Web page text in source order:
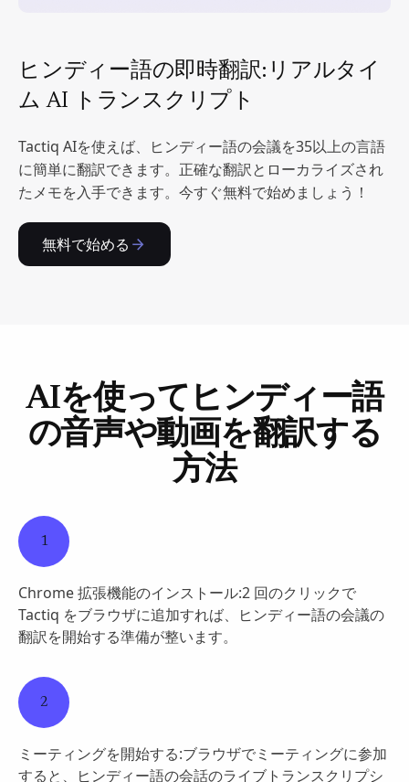
ヒンディー語の即時翻訳:リアルタイ
ム AI トランスクリプト
Tactiq AIを使えば、ヒンディー語の会議を35以上の言語
に簡単に翻訳できます。正確な翻訳とローカライズされ
たメモを入手できます。今すぐ無料で始めましょう！
無料で始める
AIを使ってヒンディー語
の音声や動画を翻訳する
方法
1
Chrome 拡張機能のインストール:2 回のクリックで
Tactiq をブラウザに追加すれば、ヒンディー語の会議の
翻訳を開始する準備が整います。
2
ミーティングを開始する:ブラウザでミーティングに参加
すると、ヒンディー語の会話のライブトランスクリプシ